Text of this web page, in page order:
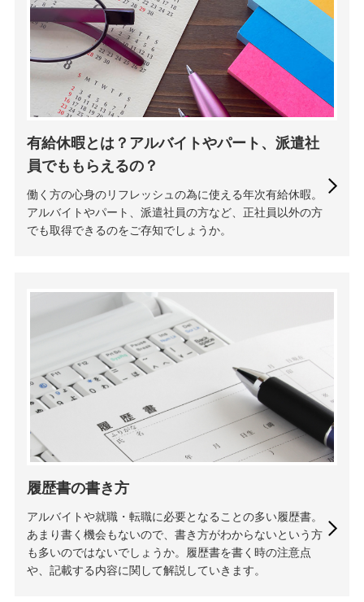
有給休暇とは？アルバイトやパート、派遣社
員でももらえるの？
働く方の心身のリフレッシュの為に使える年次有給休暇。
アルバイトやパート、派遣社員の方など、正社員以外の方
でも取得できるのをご存知でしょうか。
履歴書の書き方
アルバイトや就職・転職に必要となることの多い履歴書。
あまり書く機会もないので、書き方がわからないという方
も多いのではないでしょうか。履歴書を書く時の注意点
や、記載する内容に関して解説していきます。